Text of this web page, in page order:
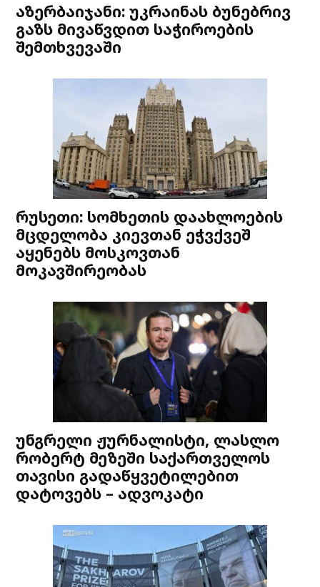
აზერბაიჯანი: უკრაინას ბუნებრივ
გაზს მივაწვდით საჭიროების
შემთხვევაში
რუსეთი: სომხეთის დაახლოების
მცდელობა კიევთან ეჭვქვეშ
აყენებს მოსკოვთან
მოკავშირეობას
უნგრელი ჟურნალისტი, ლასლო
რობერტ მეზეში საქართველოს
თავისი გადაწყვეტილებით
დატოვებს – ადვოკატი